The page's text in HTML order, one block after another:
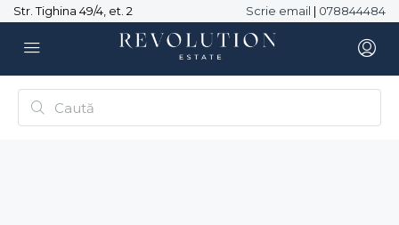
Str. Tighina 49/4, et. 2 Scrie email | 078844484